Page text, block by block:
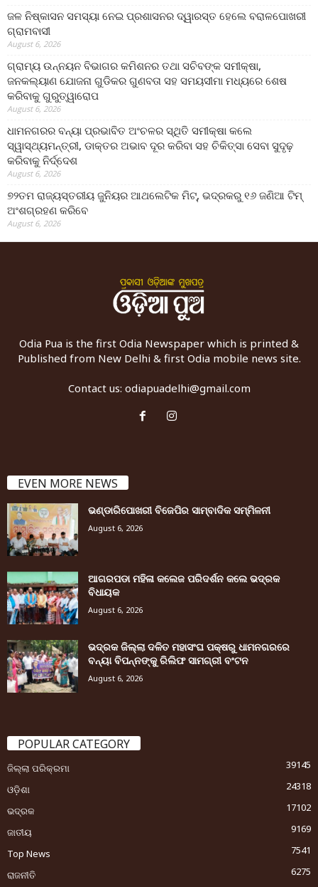
ଜଳ ନିଷ୍କାସନ ସମସ୍ୟା ନେଇ ପ୍ରଶାସନର ଦ୍ୱାରସ୍ତ ହେଲେ ବରାଳପୋଖରୀ
ଗ୍ରାମବାସୀ
August 6, 2026
ଗ୍ରାମ୍ୟ ଉନ୍ନୟନ ବିଭାଗର କମିଶନର ତଥା ସଚିବଙ୍କ ସମୀକ୍ଷା,
ଜନକଲ୍ୟାଣ ଯୋଜନା ଗୁଡିକର ଗୁଣବତା ସହ ସମୟସୀମା ମଧ୍ୟରେ ଶେଷ
କରିବାକୁ ଗୁରୁତ୍ୱାରୋପ
August 6, 2026
ଧାମନଗରର ବନ୍ୟା ପ୍ରଭାବିତ ଅଂଚଳର ସ୍ଥିତି ସମୀକ୍ଷା କଲେ
ସ୍ୱାସ୍ଥ୍ୟମନ୍ତ୍ରୀ, ଡାକ୍ତର ଅଭାବ ଦୂର କରିବା ସହ ଚିକିତ୍ସା ସେବା ସୁଦୃଢ଼
କରିବାକୁ ନିର୍ଦ୍ଦେଶ
August 6, 2026
୭୨ତମ ରାଜ୍ୟସ୍ତରୀୟ ଜୁନିୟର ଆଥଲେଟିକ ମିଟ୍‌, ଭଦ୍ରକରୁ ୧୬ ଜଣିଆ ଟିମ୍
ଅଂଶଗ୍ରହଣ କରିବେ
August 6, 2026
Odia Pua is the first Odia Newspaper which is printed &
Published from New Delhi & first Odia mobile news site.
Contact us: odiapuadelhi@gmail.com
EVEN MORE NEWS
ଭଣ୍ଡାରିପୋଖରୀ ବିଜେପିର ସାମ୍ବାଦିକ ସମ୍ମିଳନୀ
August 6, 2026
ଆଗରପଡା ମହିଳା କଲେଜ ପରିଦର୍ଶନ କଲେ ଭଦ୍ରକ
ବିଧାୟକ
August 6, 2026
ଭଦ୍ରକ ଜିଲ୍ଲା ଦଳିତ ମହାସଂଘ ପକ୍ଷରୁ ଧାମନଗରରେ
ବନ୍ୟା ବିପନ୍ନଙ୍କୁ ରିଲିଫ ସାମଗ୍ରୀ ବଂଟନ
August 6, 2026
POPULAR CATEGORY
ଜିଲ୍ଲା ପରିକ୍ରମା
39145
ଓଡ଼ିଶା
24318
ଭଦ୍ରକ
17102
ଜାତୀୟ
9169
Top News
7541
ରାଜନୀତି
6275